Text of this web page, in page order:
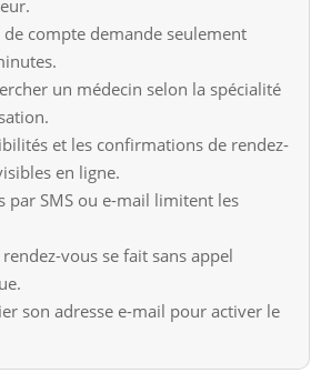
de compte demande seulement
un médecin selon la spécialité
et les confirmations de rendez-
en ligne.
par SMS ou e-mail limitent les
vous se fait sans appel
son adresse e-mail pour activer le